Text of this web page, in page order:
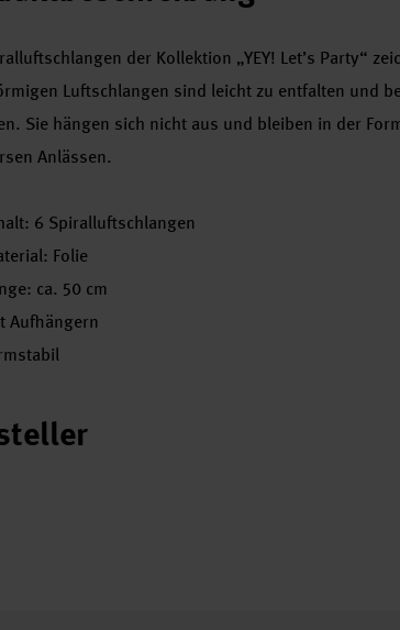
der Kollektion „YEY! Let’s Party“
Luftschlangen sind leicht zu entfalten und
Sie hängen sich nicht aus und bleiben in der
Anlässen.
6 Spiralluftschlangen
Folie
ca. 50 cm
Aufhängern